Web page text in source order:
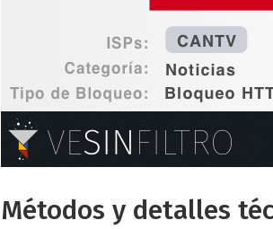
Métodos y detalles